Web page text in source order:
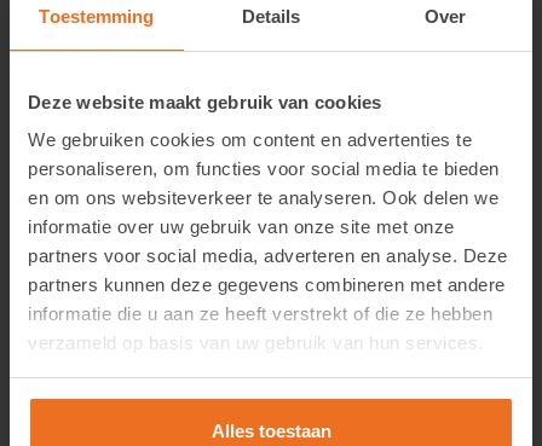
Toestemming Details Over
Deze website maakt gebruik van cookies
We gebruiken cookies om content en advertenties te
personaliseren, om functies voor social media te bieden
en om ons websiteverkeer te analyseren. Ook delen we
informatie over uw gebruik van onze site met onze
partners voor social media, adverteren en analyse. Deze
partners kunnen deze gegevens combineren met andere
informatie die u aan ze heeft verstrekt of die ze hebben
verzameld op basis van uw gebruik van hun services.
Alles toestaan
LLumar ATR 35 CH SR HPR – Titanium 35
Bekijk product